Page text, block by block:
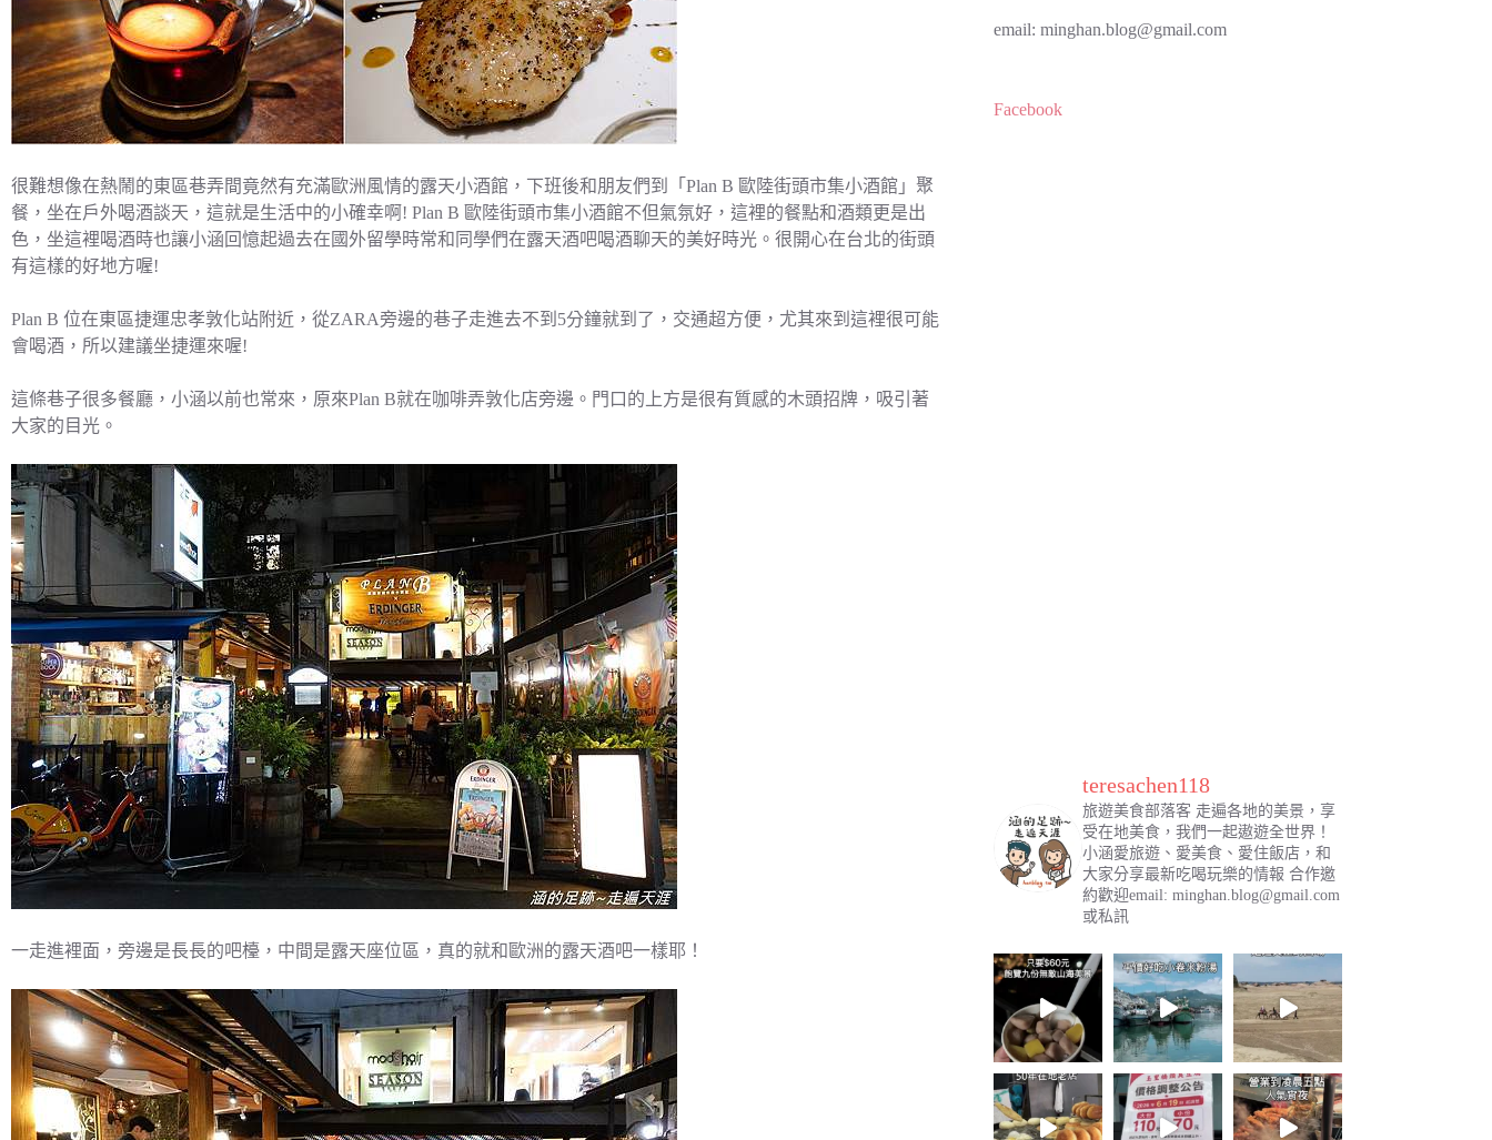
很難想像在熱鬧的東區巷弄間竟然有充滿歐洲風情的露天小酒館，下班後和朋友們到「Plan B 歐陸街頭市集小酒館」聚
餐，坐在戶外喝酒談天，這就是生活中的小確幸啊! Plan B 歐陸街頭市集小酒館不但氣氛好，這裡的餐點和酒類更是出
色，坐這裡喝酒時也讓小涵回憶起過去在國外留學時常和同學們在露天酒吧喝酒聊天的美好時光。很開心在台北的街頭
有這樣的好地方喔!
Plan B 位在東區捷運忠孝敦化站附近，從ZARA旁邊的巷子走進去不到5分鐘就到了，交通超方便，尤其來到這裡很可能
會喝酒，所以建議坐捷運來喔!
這條巷子很多餐廳，小涵以前也常來，原來Plan B就在咖啡弄敦化店旁邊。門口的上方是很有質感的木頭招牌，吸引著
大家的目光。
一走進裡面，旁邊是長長的吧檯，中間是露天座位區，真的就和歐洲的露天酒吧一樣耶！
email: minghan.blog@gmail.com
Facebook
teresachen118
旅遊美食部落客走遍各地的美景，享
受在地美食，我們一起遨遊全世界！
小涵愛旅遊、愛美食、愛住飯店，和
大家分享最新吃喝玩樂的情報 合作邀
約歡迎email: minghan.blog@gmail.com
或私訊